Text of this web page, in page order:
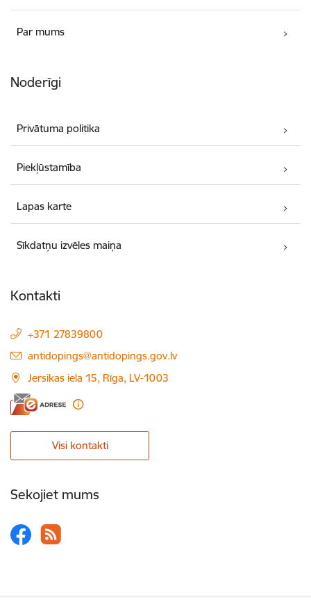
Par mums
Noderīgi
Privātuma politika
Piekļūstamība
Lapas karte
Sīkdatņu izvēles maiņa
Kontakti
+371 27839800
E-pasts:
antidopings@antidopings.gov.lv
Jersikas iela 15, Rīga, LV-1003
Visi kontakti
Sekojiet mums